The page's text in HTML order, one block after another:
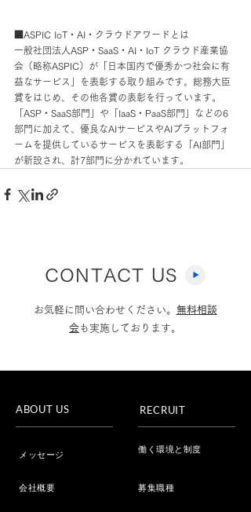
■ASPIC IoT・AI・クラウドアワードとは
一般社団法人ASP・SaaS・AI・IoT クラウド産業協
会（略称ASPIC）が「日本国内で優秀かつ社会に有
益なサービス」を表彰する取り組みです。総務大臣
賞をはじめ、その他各賞の表彰を行っています。
「ASP・SaaS部門」や「IaaS・PaaS部門」などの6
部門に加えて、優良なAIサービスやAIプラットフォ
ームを提供しているサービスを表彰する「AI部門」
が新設され、計7部門に分かれています。
CONTACT US
お気軽に問い合わせください。
無料相談
会も実施しております。
ABOUT US
メッセージ
会社概要
RECRUIT
働く環境と制度
募集職種